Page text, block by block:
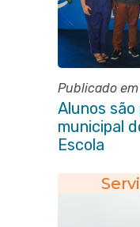
Publicado
Alunos
municipal
Escola